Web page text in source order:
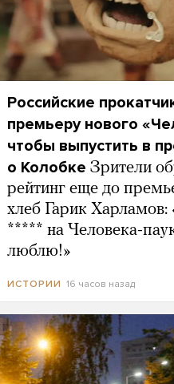
Российские
премьеру нового
чтобы выпустить в
о Колобке Зрители
рейтинг еще до
хлеб Гарик
***** на Человека-
люблю!»
ИСТОРИИ 16 часов назад